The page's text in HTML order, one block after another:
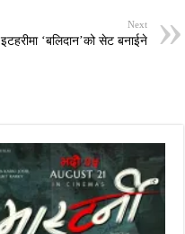
Next
इटहरीमा ‘बलिदान’को सेट बनाईने